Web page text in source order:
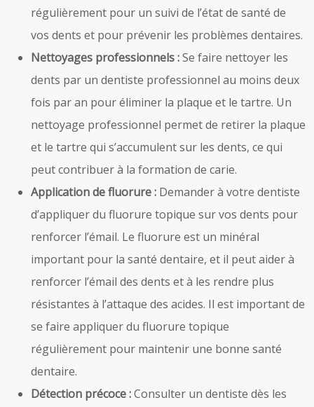
régulièrement pour un suivi de l’état de santé de
vos dents et pour prévenir les problèmes dentaires.
Nettoyages professionnels :Se faire nettoyer les
dents par un dentiste professionnel au moins deux
fois par an pour éliminer la plaque et le tartre. Un
nettoyage professionnel permet de retirer la plaque
et le tartre qui s’accumulent sur les dents, ce qui
peut contribuer à la formation de carie.
Application de fluorure : Demander à votre dentiste
d’appliquer du fluorure topique sur vos dents pour
renforcer l’émail. Le fluorure est un minéral
important pour la santé dentaire, et il peut aider à
renforcer l’émail des dents et à les rendre plus
résistantes à l’attaque des acides. Il est important de
se faire appliquer du fluorure topique
régulièrement pour maintenir une bonne santé
dentaire.
Détection précoce :Consulter un dentiste dès les